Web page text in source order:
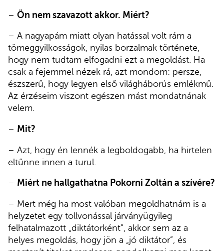
– Ön nem szavazott akkor. Miért?
– A nagyapám miatt olyan hatással volt rám a
tömeggyilkosságok, nyilas borzalmak története,
hogy nem tudtam elfogadni ezt a megoldást. Ha
csak a fejemmel nézek rá, azt mondom: persze,
észszerű, hogy legyen első világháborús emlékmű.
Az érzéseim viszont egészen mást mondatnának
velem.
– Mit?
– Azt, hogy én lennék a legboldogabb, ha hirtelen
eltűnne innen a turul.
– Miért ne hallgathatna Pokorni Zoltán a szívére?
– Mert még ha most valóban megoldhatnám is a
helyzetet egy tollvonással járványügyileg
felhatalmazott „diktátorként”, akkor sem az a
helyes megoldás, hogy jön a „jó diktátor”, és